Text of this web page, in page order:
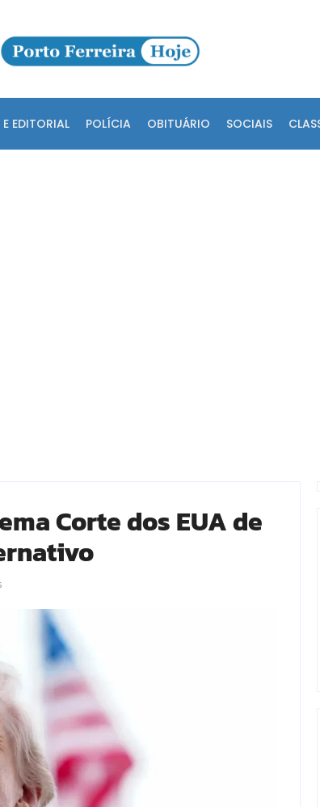
EDITORIAL POLÍCIA OBITUÁRIO SOCIAIS
Corte dos EUA de